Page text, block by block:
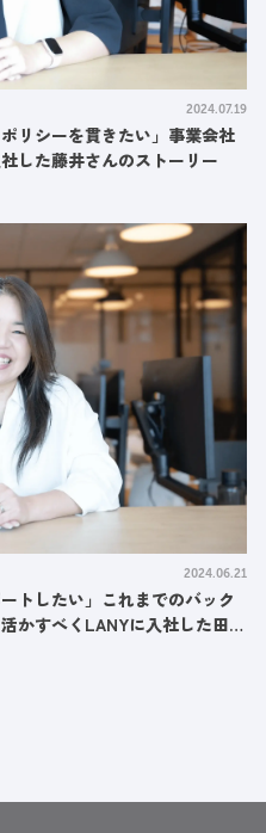
2024.07.19
リシーを貫きたい」事業会社
した藤井さんのストーリー
2024.06.21
トしたい」これまでのバック
かすべくLANYに入社した田村